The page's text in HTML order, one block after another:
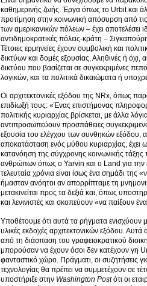
καθημερινής ζωής. Έργα όπως το Urbit και
προτίμηση στην κοινωνική απόσυρση από
των αμερικανικών πόλεων – έχει αποτελέσει
αντιδημοκρατικές πόλεις-κράτη –
Τέτοιες ερμηνείες έχουν συμβολική και
δικτύων και δομές εξουσίας. Αληθινές ή όχι,
δικτύου που βασίζεται σε συγκεκριμένες
λογικών, και τα πολιτικά δικαιώματα ή
Οι αρχιτεκτονικές εξόδου της NRx, όπως
επιδίωξή τους: «Ένας επιστήμονας
πολιτικής κυριαρχίας βρίσκεται, με άλλα
αντιπροσωπεύουν προσπάθειες
εξουσία του ελέγχου των συνθηκών εξόδου,
αποκατάσταση ενός μύθου κυριαρχίας, έχει
κατανόηση της σύγχρονης κοινωνικής
ανθρώπων όπως ο Yarvin και ο Land για την
τελευταία χρόνια είναι ίσως ένα σημάδι
ήμασταν ανόητοι αν απορρίπταμε τη
μετακινείται προς τα δεξιά και, όπως
και λενινιστές και σκοπεύουν «να παίξουν
Υποθέτουμε ότι αυτά τα ρήγματα ενισχύουν
υλικές εκδοχές αρχιτεκτονικών εξόδου. Αυτά
από τη διάσπαση του γραφειοκρατικού
μπορούσαν να έχουν όσοι δεν κατέχουν γη
φανταστικό χώρο. Πράγματι, οι συζητήσεις
τεχνολογίας θα πρέπει να συμμετέχουν σε
υποστήριξε στην Washington Postότι οι